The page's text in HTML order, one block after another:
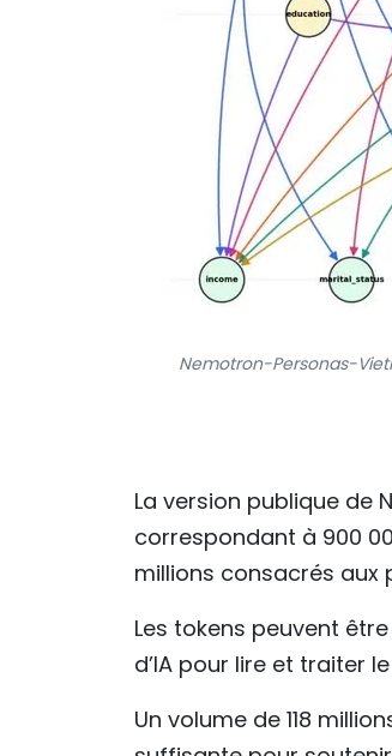
Nemotron-Personas-
La version publique de
correspondant à 900
millions consacrés aux
Les tokens peuvent
d’IA pour lire et traiter
Un volume de 118